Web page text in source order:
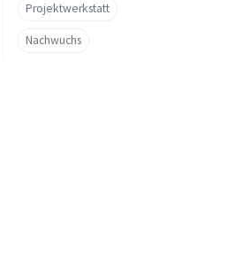
Projektwerkstatt
Nachwuchs